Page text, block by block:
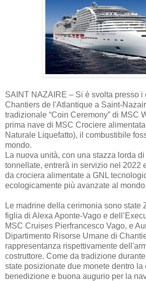
SAINT NAZAIRE – Si è svolta presso i
Chantiers de l'Atlantique a Saint-
tradizionale “Coin Ceremony” di MSC
prima nave di MSC Crociere
Naturale Liquefatto), il combustibile
mondo.
La nuova unità, con una stazza lorda
tonnellate, entrerà in servizio nel 2022
da crociera alimentate a GNL
ecologicamente più avanzate al mondo.
Le madrine della cerimonia sono state
figlia di Alexa Aponte-Vago e
MSC Cruises Pierfrancesco Vago, e
Dipartimento Risorse Umane di
rappresentanza rispettivamente
costruttore. Come da tradizione
state posizionate due monete dentro la
benedizione e buona augurio per la